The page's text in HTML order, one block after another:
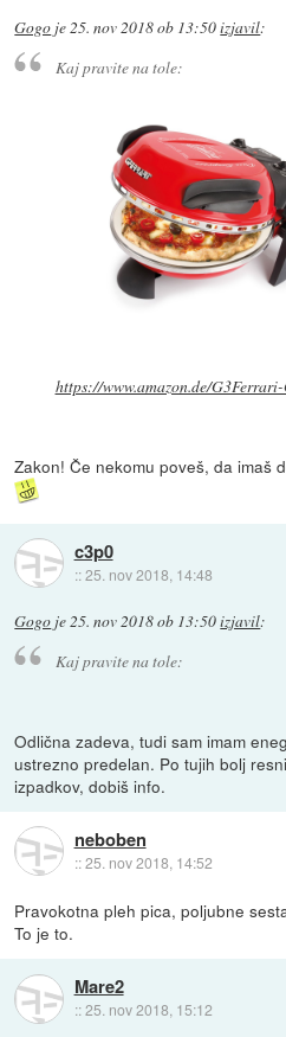
Gogo je25. nov 2018 ob 13:50izjavil:
Kaj pravite na tole:
https://www.amazon.de/
Zakon! Če nekomu poveš, da imaš
c3p0
::25. nov 2018, 14:48
Gogo je25. nov 2018 ob 13:50izjavil:
Kaj pravite na tole:
Odlična zadeva, tudi sam imam
ustrezno predelan. Po tujih bolj
izpadkov, dobiš info.
neboben
::25. nov 2018, 14:52
Pravokotna pleh pica, poljubne
To je to.
Mare2
::25. nov 2018, 15:12